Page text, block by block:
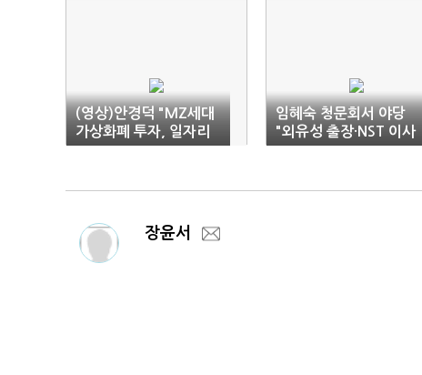
(영상)안경덕 "MZ세대
가상화폐 투자, 일자리
정책 실패 탓 아냐"(종
임혜숙 청문회서 야당
"외유성 출장·NST 이사
장 사임" 도덕성 질타(종
장윤서